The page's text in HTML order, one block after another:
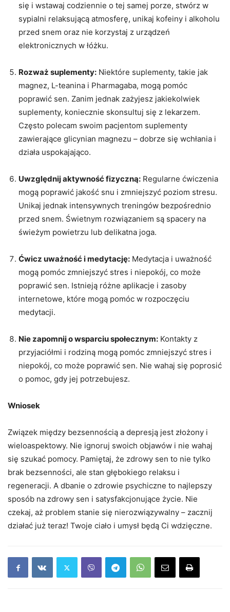
się i wstawaj codziennie o tej samej porze, stwórz w
sypialni relaksującą atmosferę, unikaj kofeiny i alkoholu
przed snem oraz nie korzystaj z urządzeń
elektronicznych w łóżku.
Rozważ suplementy: Niektóre suplementy, takie jak
magnez, L-teanina i Pharmagaba, mogą pomóc
poprawić sen. Zanim jednak zażyjesz jakiekolwiek
suplementy, koniecznie skonsultuj się z lekarzem.
Często polecam swoim pacjentom suplementy
zawierające glicynian magnezu – dobrze się wchłania i
działa uspokajająco.
Uwzględnij aktywność fizyczną: Regularne ćwiczenia
mogą poprawić jakość snu i zmniejszyć poziom stresu.
Unikaj jednak intensywnych treningów bezpośrednio
przed snem. Świetnym rozwiązaniem są spacery na
świeżym powietrzu lub delikatna joga.
Ćwicz uważność i medytację: Medytacja i uważność
mogą pomóc zmniejszyć stres i niepokój, co może
poprawić sen. Istnieją różne aplikacje i zasoby
internetowe, które mogą pomóc w rozpoczęciu
medytacji.
Nie zapomnij o wsparciu społecznym: Kontakty z
przyjaciółmi i rodziną mogą pomóc zmniejszyć stres i
niepokój, co może poprawić sen. Nie wahaj się poprosić
o pomoc, gdy jej potrzebujesz.
Wniosek
Związek między bezsennością a depresją jest złożony i
wieloaspektowy. Nie ignoruj ​​swoich objawów i nie wahaj
się szukać pomocy. Pamiętaj, że zdrowy sen to nie tylko
brak bezsenności, ale stan głębokiego relaksu i
regeneracji. A dbanie o zdrowie psychiczne to najlepszy
sposób na zdrowy sen i satysfakcjonujące życie. Nie
czekaj, aż problem stanie się nierozwiązywalny – zacznij
działać już teraz! Twoje ciało i umysł będą Ci wdzięczne.